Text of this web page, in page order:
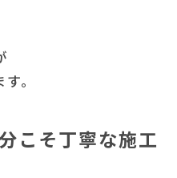
。
こそ丁寧な施工